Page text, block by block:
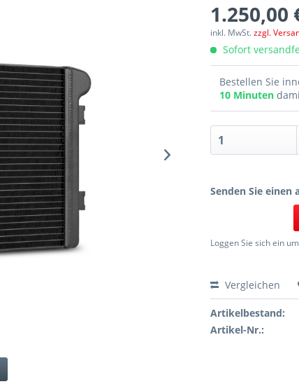
1.250,00
inkl. MwSt.zzgl.
Sofort
Bestellen Sie
10 Minuten
Senden Sie einen
Loggen Sie sich ein
Vergleichen
Artikelbestand:
Artikel-Nr.: